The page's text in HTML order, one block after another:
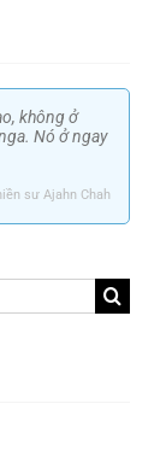
không ở
Nó ở ngay
sư Ajahn Chah